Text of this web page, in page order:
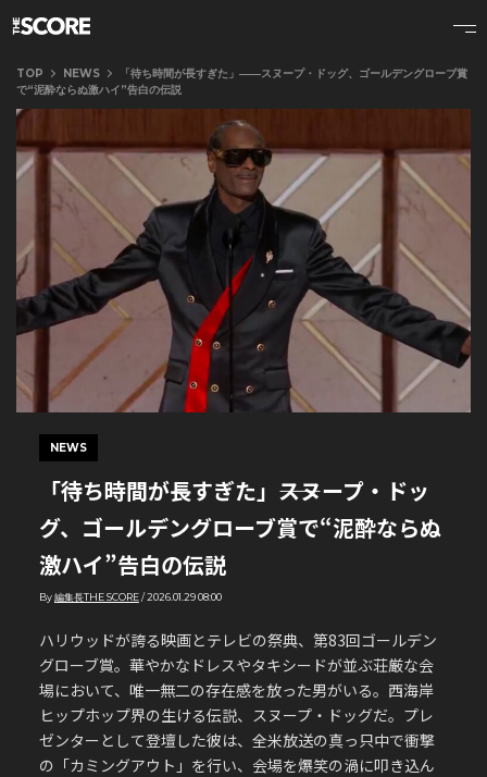
TOP NEWS
「待ち時間が長すぎた」――スヌープ・ドッグ、ゴールデングローブ賞
で“泥酔ならぬ激ハイ”告白の伝説
NEWS
「待ち時間が長すぎた」――スヌープ・ドッ
グ、ゴールデングローブ賞で“泥酔ならぬ
激ハイ”告白の伝説
By編集長THE SCORE/2026.01.29 08:00
ハリウッドが誇る映画とテレビの祭典、第83回ゴールデン
グローブ賞。華やかなドレスやタキシードが並ぶ荘厳な会
場において、唯一無二の存在感を放った男がいる。西海岸
ヒップホップ界の生ける伝説、スヌープ・ドッグだ。プレ
ゼンターとして登壇した彼は、全米放送の真っ只中で衝撃
の「カミングアウト」を行い、会場を爆笑の渦に叩き込ん